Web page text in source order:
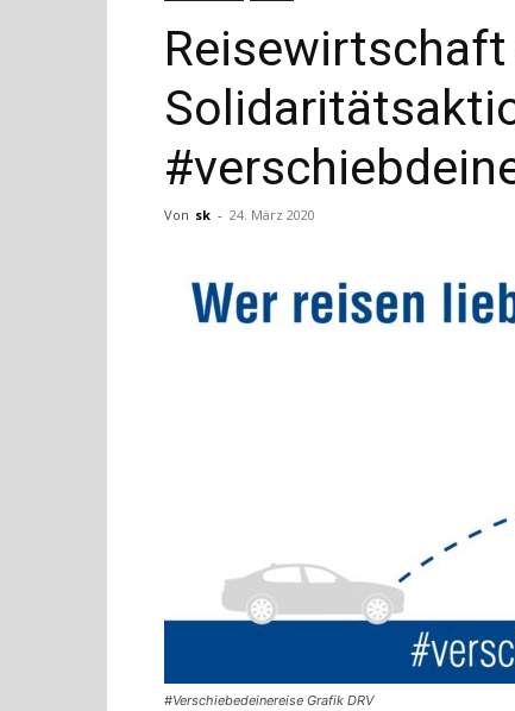
Von sk - 24. März 2020
#Verschiebedeinereise Grafik DRV